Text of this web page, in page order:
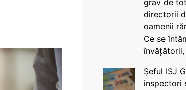
grav de
directorii
oamenii
Ce se
Șeful ISJ
inspectori